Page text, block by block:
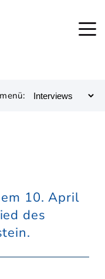
10. April
des